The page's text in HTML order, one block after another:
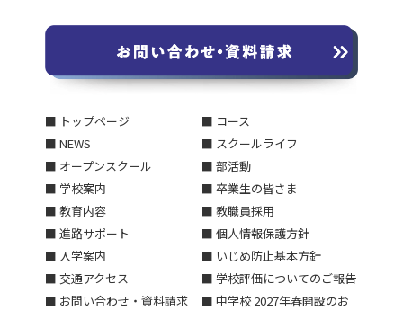
■ トップページ
■ NEWS
■ オープンスクール
■ 学校案内
■ 教育内容
■ 進路サポート
■ 入学案内
■ 交通アクセス
■ お問い合わせ・資料請求
■ コース
■ スクールライフ
■ 部活動
■ 卒業生の皆さま
■ 教職員採用
■ 個人情報保護方針
■ いじめ防止基本方針
■ 学校評価についてのご報告
■ 中学校 2027年春開設のお